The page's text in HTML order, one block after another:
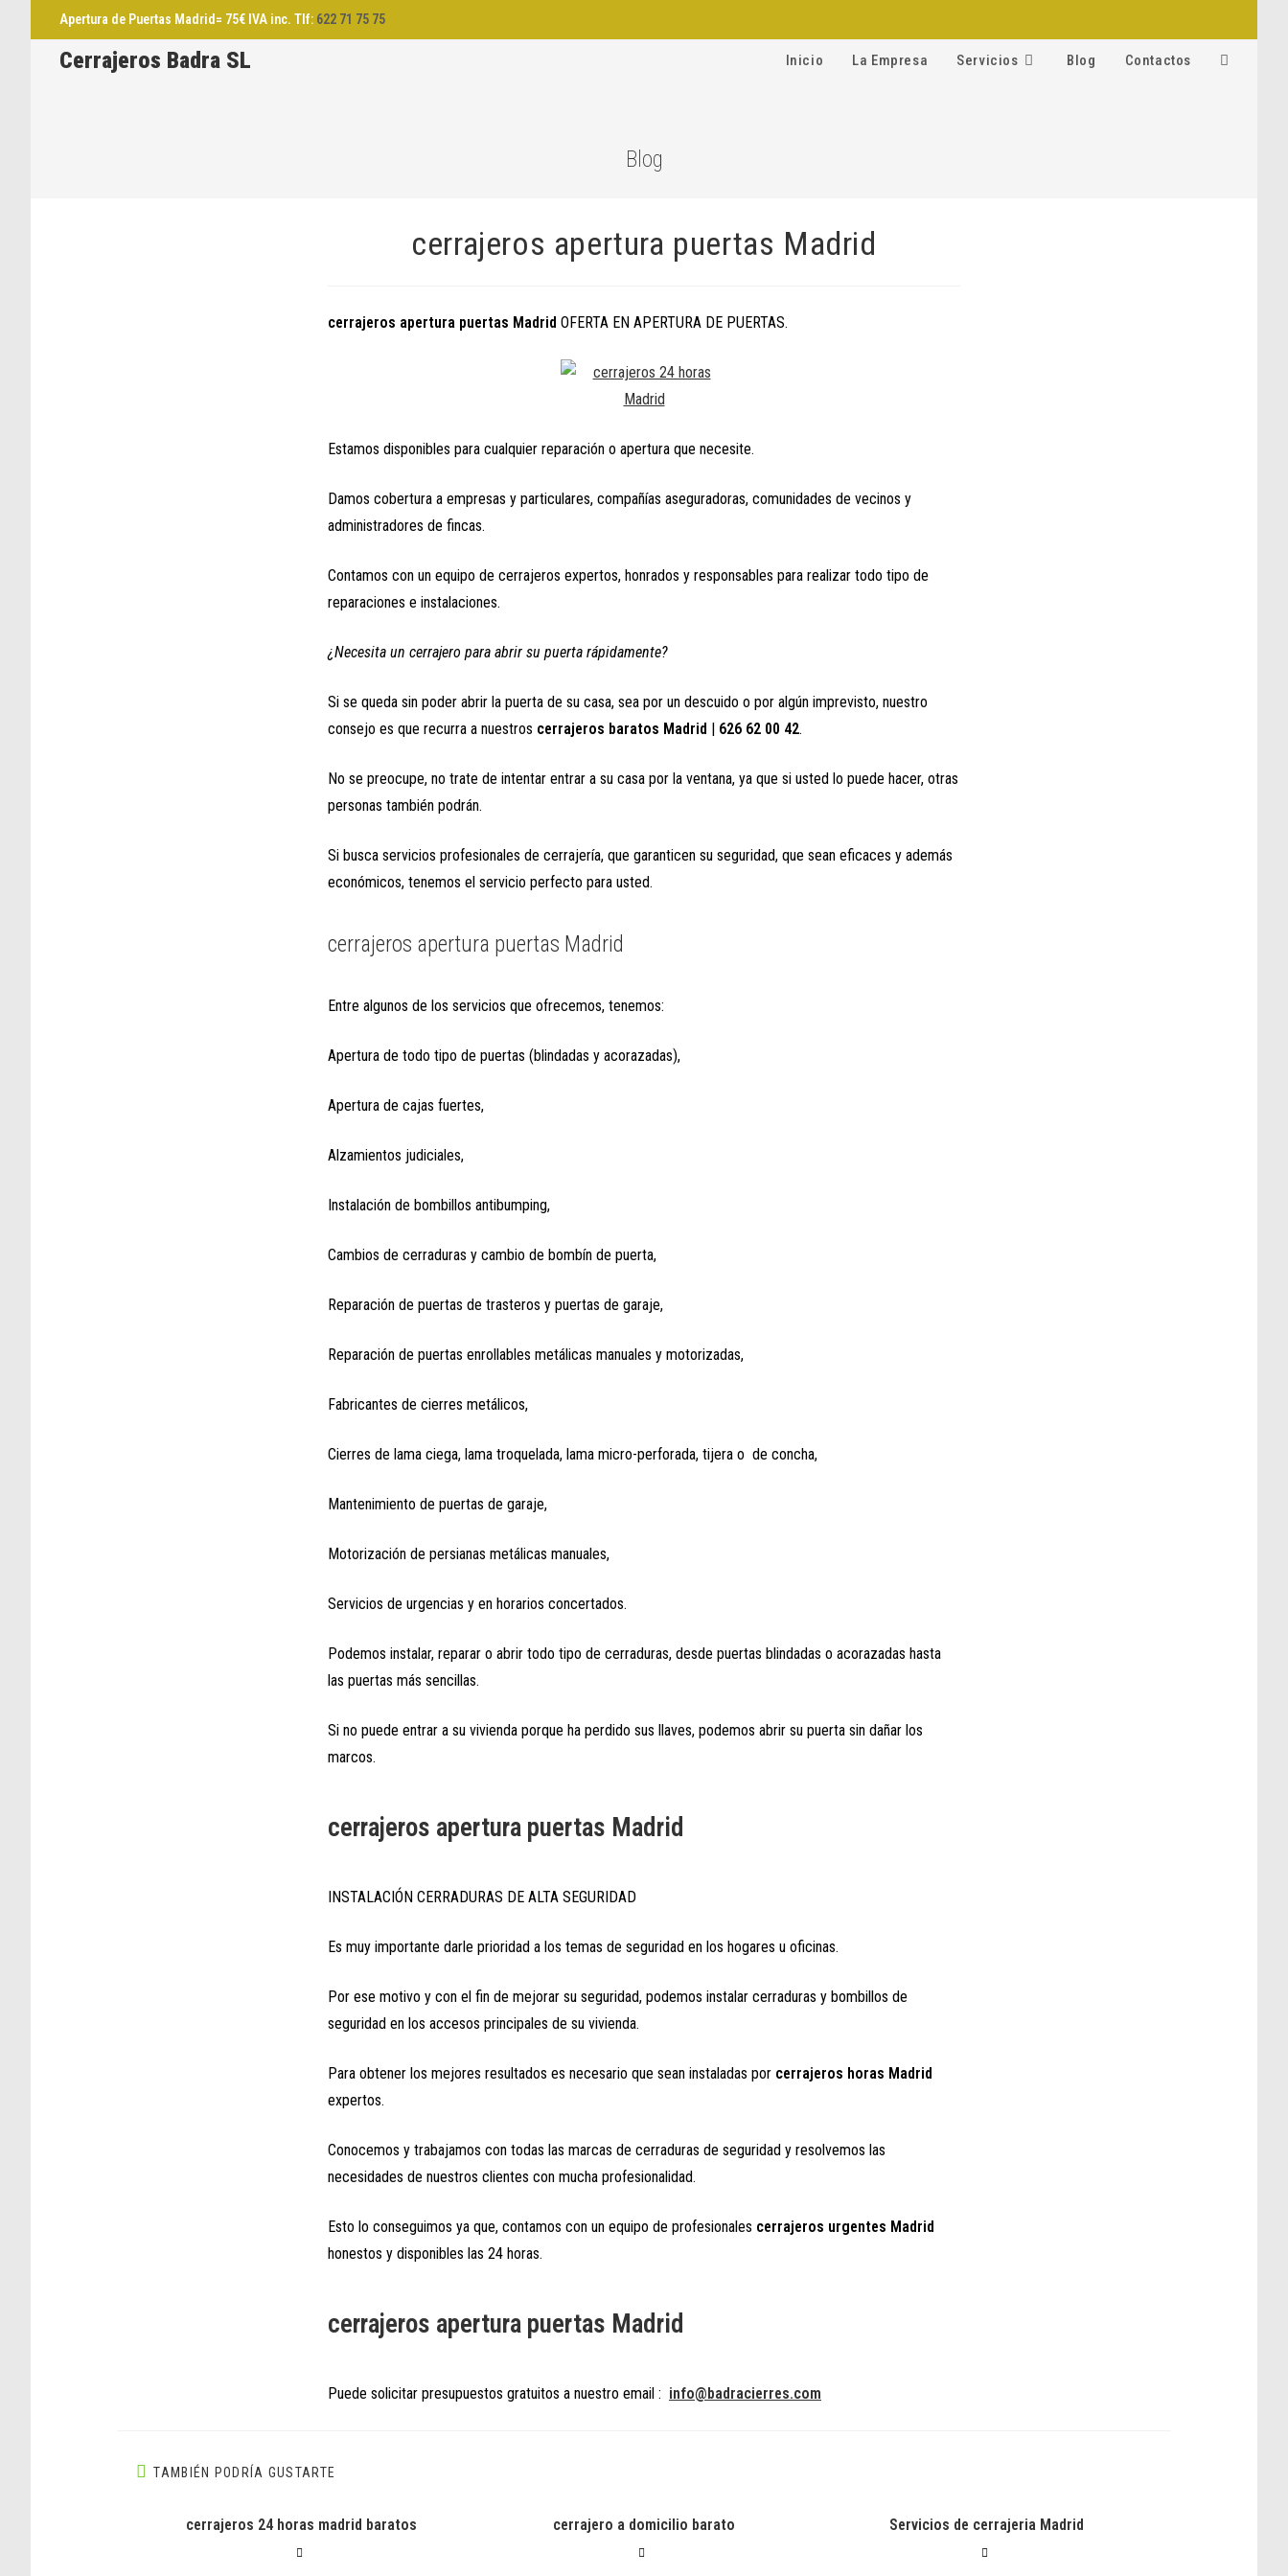
Apertura de Puertas Madrid= 75€ IVA inc. Tlf: 622 71 75 75
Cerrajeros Badra SL Inicio La Empresa Servicios Blog Contactos Alternar
Blog
cerrajeros apertura puertas Madrid
cerrajeros apertura puertas Madrid OFERTA EN APERTURA DE PUERTAS.
Estamos disponibles para cualquier reparación o apertura que necesite.
Damos cobertura a empresas y particulares, compañías aseguradoras, comunidades de vecinos y
administradores de fincas.
Contamos con un equipo de cerrajeros expertos, honrados y responsables para realizar todo tipo de
reparaciones e instalaciones.
¿Necesita un cerrajero para abrir su puerta rápidamente?
Si se queda sin poder abrir la puerta de su casa, sea por un descuido o por algún imprevisto, nuestro
consejo es que recurra a nuestros cerrajeros baratos Madrid | 626 62 00 42.
No se preocupe, no trate de intentar entrar a su casa por la ventana, ya que si usted lo puede hacer, otras
personas también podrán.
Si busca servicios profesionales de cerrajería, que garanticen su seguridad, que sean eficaces y además
económicos, tenemos el servicio perfecto para usted.
cerrajeros apertura puertas Madrid
Entre algunos de los servicios que ofrecemos, tenemos:
Apertura de todo tipo de puertas (blindadas y acorazadas),
Apertura de cajas fuertes,
Alzamientos judiciales,
Instalación de bombillos antibumping,
Cambios de cerraduras y cambio de bombín de puerta,
Reparación de puertas de trasteros y puertas de garaje,
Reparación de puertas enrollables metálicas manuales y motorizadas,
Fabricantes de cierres metálicos,
Cierres de lama ciega, lama troquelada, lama micro-perforada, tijera o de concha,
Mantenimiento de puertas de garaje,
Motorización de persianas metálicas manuales,
Servicios de urgencias y en horarios concertados.
Podemos instalar, reparar o abrir todo tipo de cerraduras, desde puertas blindadas o acorazadas hasta
las puertas más sencillas.
Si no puede entrar a su vivienda porque ha perdido sus llaves, podemos abrir su puerta sin dañar los
marcos.
cerrajeros apertura puertas Madrid
INSTALACIÓN CERRADURAS DE ALTA SEGURIDAD
Es muy importante darle prioridad a los temas de seguridad en los hogares u oficinas.
Por ese motivo y con el fin de mejorar su seguridad, podemos instalar cerraduras y bombillos de
seguridad en los accesos principales de su vivienda.
Para obtener los mejores resultados es necesario que sean instaladas por cerrajeros horas Madrid
expertos.
Conocemos y trabajamos con todas las marcas de cerraduras de seguridad y resolvemos las
necesidades de nuestros clientes con mucha profesionalidad.
Esto lo conseguimos ya que, contamos con un equipo de profesionales cerrajeros urgentes Madrid
honestos y disponibles las 24 horas.
cerrajeros apertura puertas Madrid
Puede solicitar presupuestos gratuitos a nuestro email : info@badracierres.com
TAMBIÉN PODRÍA GUSTARTE
cerrajeros 24 horas madrid baratos cerrajero a domicilio barato Servicios de cerrajeria Madrid